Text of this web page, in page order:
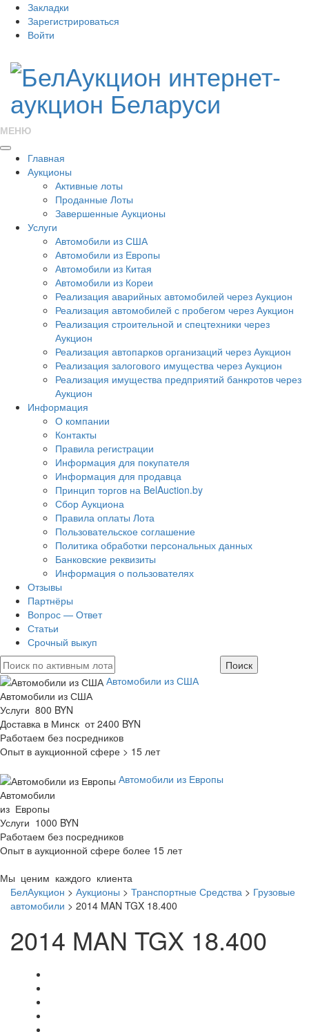
Закладки
Зарегистрироваться
Войти
МЕНЮ
Главная
Аукционы
Активные лоты
Проданные Лоты
Завершенные Аукционы
Услуги
Автомобили из США
Автомобили из Европы
Автомобили из Китая
Автомобили из Кореи
Реализация аварийных автомобилей через Аукцион
Реализация автомобилей с пробегом через Аукцион
Реализация строительной и спецтехники через
Аукцион
Реализация автопарков организаций через Аукцион
Реализация залогового имущества через Аукцион
Реализация имущества предприятий банкротов через
Аукцион
Информация
О компании
Контакты
Правила регистрации
Информация для покупателя
Информация для продавца
Принцип торгов на BelAuction.by
Сбор Аукциона
Правила оплаты Лота
Пользовательское соглашение
Политика обработки персональных данных
Банковские реквизиты
Информация о пользователях
Отзывы
Партнёры
Вопрос — Ответ
Статьи
Срочный выкуп
Автомобили из США
Автомобили из США
Услуги 800 BYN
Доставка в Минск от 2400 BYN
Работаем без посредников
Опыт в аукционной сфере > 15 лет
Автомобили из Европы
Автомобили
из Европы
Услуги 1000 BYN
Работаем без посредников
Опыт в аукционной сфере более 15 лет
Мы ценим каждого клиента
БелАукцион > Аукционы > Транспортные Средства > Грузовые
автомобили > 2014 MAN TGX 18.400
2014 MAN TGX 18.400